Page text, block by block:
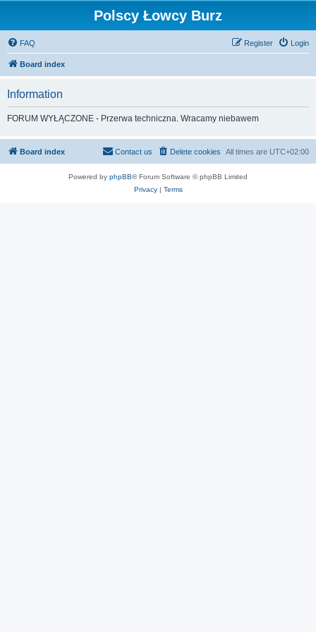
Polscy Łowcy Burz
FAQ Login
Register
Board index
Information
FORUM WYŁĄCZONE - Przerwa techniczna. Wracamy niebawem
Board index All times are UTC+02:00
Delete cookies
Contact us
Powered by phpBB® Forum Software © phpBB Limited
Privacy| Terms